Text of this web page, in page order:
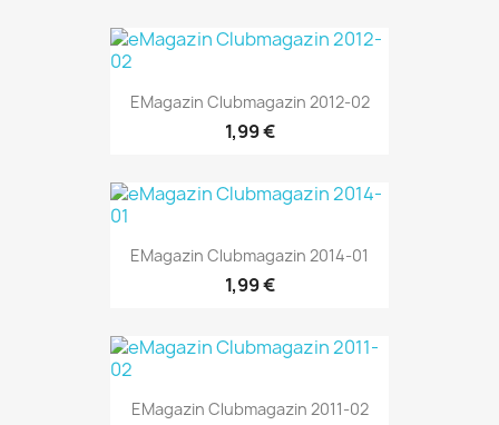
EMagazin Clubmagazin 2012-02
1,99 €
EMagazin Clubmagazin 2014-01
1,99 €
EMagazin Clubmagazin 2011-02